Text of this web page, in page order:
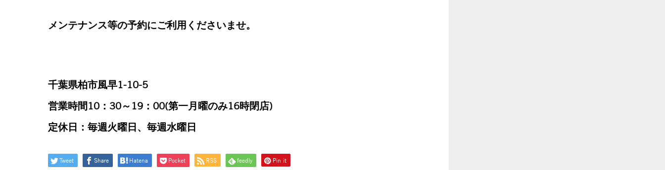
メンテナンス等の予約にご利用くださいませ。
千葉県柏市風早1-10-5
営業時間10：30～19：00(第一月曜のみ16時閉店)
定休日：毎週火曜日、毎週水曜日
Tweet Share Hatena Pocket RSS feedly Pin it